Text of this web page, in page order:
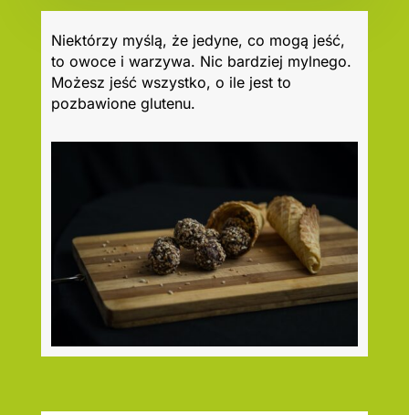
Niektórzy myślą, że jedyne, co mogą jeść,
to owoce i warzywa. Nic bardziej mylnego.
Możesz jeść wszystko, o ile jest to
pozbawione glutenu.